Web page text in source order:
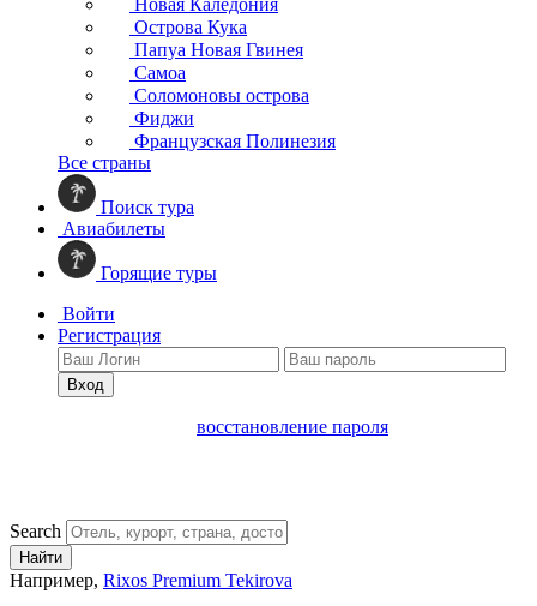
Новая Каледония
Острова Кука
Папуа Новая Гвинея
Самоа
Соломоновы острова
Фиджи
Французская Полинезия
Все страны
Поиск тура
Авиабилеты
Горящие туры
Войти
Регистрация
Вход
восстановление пароля
Search
Найти
Например, Rixos Premium Tekirova